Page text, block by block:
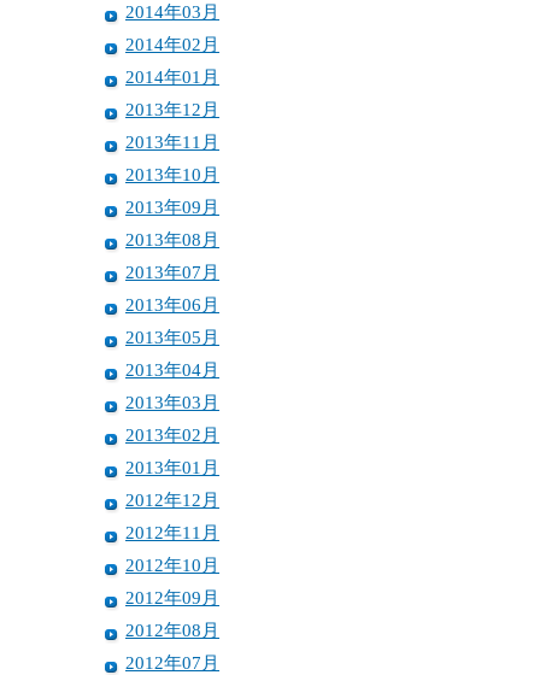
2014年03月
2014年02月
2014年01月
2013年12月
2013年11月
2013年10月
2013年09月
2013年08月
2013年07月
2013年06月
2013年05月
2013年04月
2013年03月
2013年02月
2013年01月
2012年12月
2012年11月
2012年10月
2012年09月
2012年08月
2012年07月